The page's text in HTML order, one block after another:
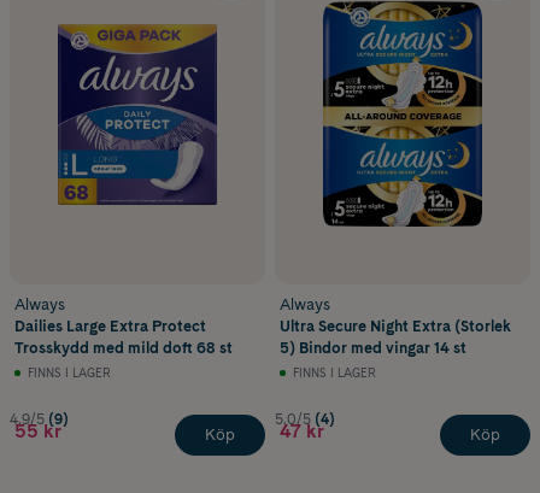
Always
Dailies Large Extra Protect
Trosskydd med mild doft 68 st
FINNS I LAGER
4.9/5 (9)
55 kr Köp
Always
Ultra Secure Night Extra (Storlek
5) Bindor med vingar 14 st
FINNS I LAGER
5.0/5 (4)
47 kr Köp